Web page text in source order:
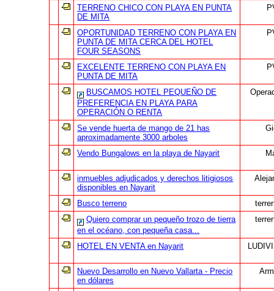
TERRENO CHICO CON PLAYA EN PUNTA
DE MITA
OPORTUNIDAD TERRENO CON PLAYA EN
PUNTA DE MITA CERCA DEL HOTEL
FOUR SEASONS
EXCELENTE TERRENO CON PLAYA EN
PUNTA DE MITA
BUSCAMOS HOTEL PEQUEÑO DE
PREFERENCIA EN PLAYA PARA
OPERACIÓN O RENTA
Se vende huerta de mango de 21 has
aproximadamente 3000 arboles
Vendo Bungalows en la playa de Nayarit
inmuebles adjudicados y derechos litigiosos
disponibles en Nayarit
Busco terreno
Quiero comprar un pequeño trozo de tierra
en el océano, con pequeña casa...
HOTEL EN VENTA en Nayarit
Nuevo Desarrollo en Nuevo Vallarta - Precio
en dólares